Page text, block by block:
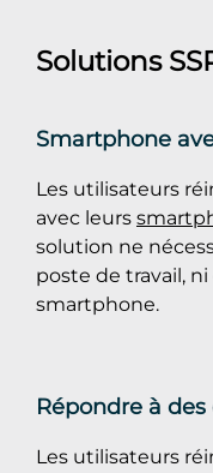
Solutions
Smartphone
Les utilisateurs
avec leurs
solution ne
poste de travail,
smartphone.
Répondre à
Les utilisateurs